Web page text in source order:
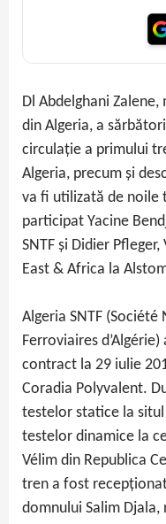
Dl Abdelghani
din Algeria, a
circulație a primului
Algeria, precum și
va fi utilizată de noile
participat Yacine
SNTF și Didier
East & Africa la
Algeria SNTF
Ferroviaires
contract la 29 iulie
Coradia Polyvalent.
testelor statice la
testelor dinamice la
Vélim din Republica
tren a fost
domnului Salim